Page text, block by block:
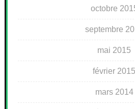
octobre
septembre
mai 2015
février 2015
mars 2014